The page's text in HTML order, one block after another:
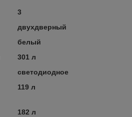
3
двухдверный
белый
301 л
светодиодное
119 л
182 л